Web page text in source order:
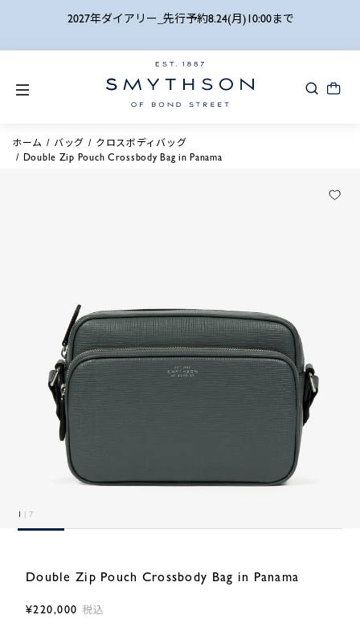
2027年ダイアリー_先行予約8.24(月)10:00まで
ホーム バッグ
クロスボディバッグ
Double Zip Pouch Crossbody Bag in Panama
1 | 7
Double Zip Pouch Crossbody Bag in Panama
¥220,000 税込